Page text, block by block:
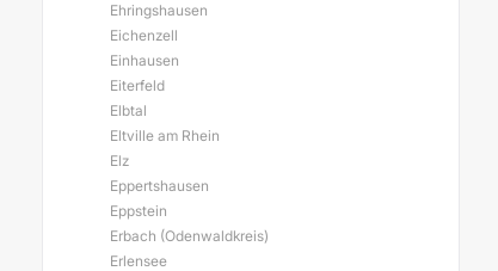
Ehringshausen
Eichenzell
Einhausen
Eiterfeld
Elbtal
Eltville am Rhein
Elz
Eppertshausen
Eppstein
Erbach (Odenwaldkreis)
Erlensee